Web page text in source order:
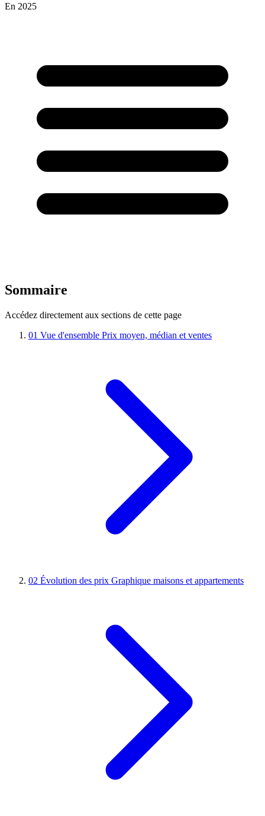
En 2025
Sommaire
Accédez directement aux sections de cette page
01 Vue d'ensemble Prix moyen, médian et ventes
02 Évolution des prix Graphique maisons et appartements